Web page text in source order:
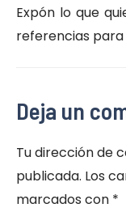
Expón lo que
referencias
Deja un
Tu dirección de
publicada. Los
marcados con *